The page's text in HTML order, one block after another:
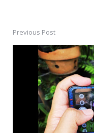
Post
navigation
Previous Post